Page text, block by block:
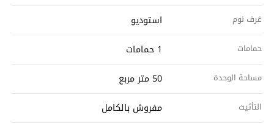
غرف نوم استوديو
حمامات 1 حمامات
مساحة الوحدة 50 متر مربع
التأثيث مفروش بالكامل